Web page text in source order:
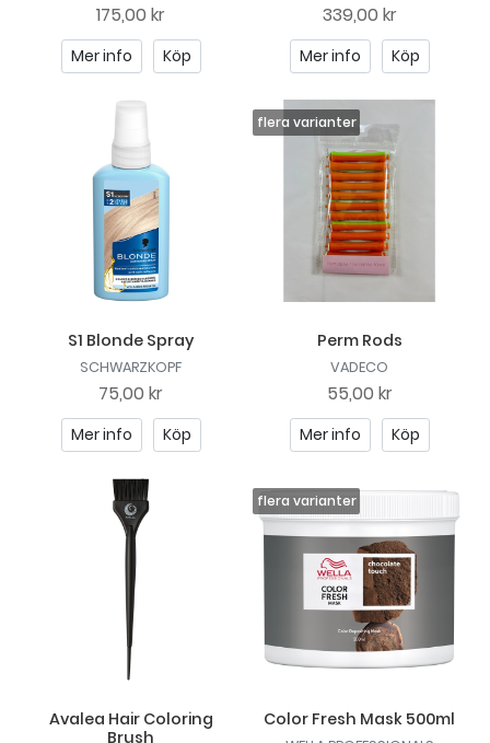
175,00 kr
Mer info Köp
339,00 kr
Mer info Köp
S1 Blonde Spray
SCHWARZKOPF
75,00 kr
Mer info Köp
Perm Rods
VADECO
55,00 kr
Mer info Köp
Avalea Hair Coloring
Brush
Color Fresh Mask 500ml